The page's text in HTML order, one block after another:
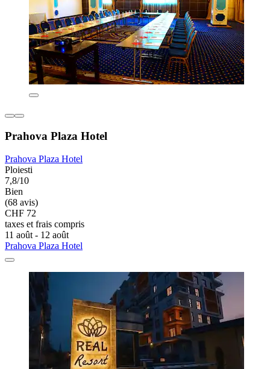
Prahova Plaza Hotel
Prahova Plaza Hotel
Ploiesti
7,8/10
Bien
(68 avis)
CHF 72
taxes et frais compris
11 août - 12 août
Prahova Plaza Hotel